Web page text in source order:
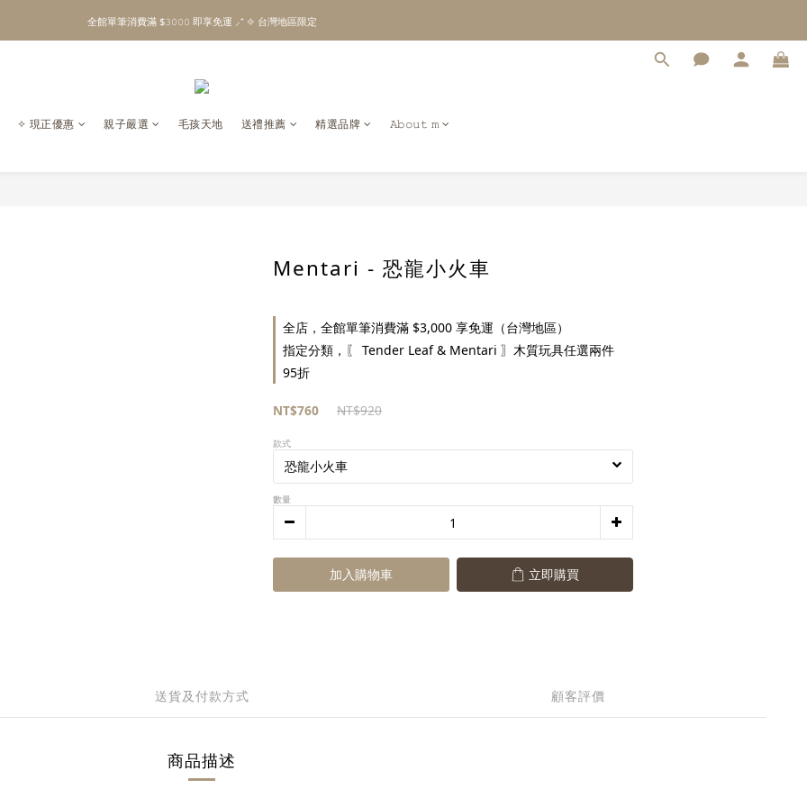
\ Welcome to 𝙻𝚒𝚝𝚝𝚕𝚎 𝙼𝚒𝚕𝚔𝚢 𝚆𝚊𝚢  ✨ For the Little Ones. /
全館單筆消費滿 $𝟹𝟶𝟶𝟶 即享免運 ⸝⁺ ✧ 台灣地區限定
✧ 現正優惠 親子嚴選 毛孩天地 送禮推薦 精選品牌 𝙰𝚋𝚘𝚞𝚝 𝚖
Mentari - 恐龍小火車
全店，全館單筆消費滿 $3,000 享免運（台灣地區）
指定分類，〖 Tender Leaf & Mentari 〗木質玩具任選兩件
95折
NT$920
NT$760
款式
數量
加入購物車 立即購買
送貨及付款方式 顧客評價
商品描述